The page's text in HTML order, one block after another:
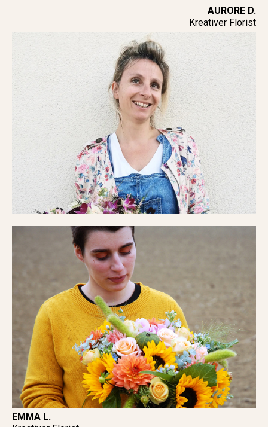
AURORE D.
Kreativer Florist
EMMA L.